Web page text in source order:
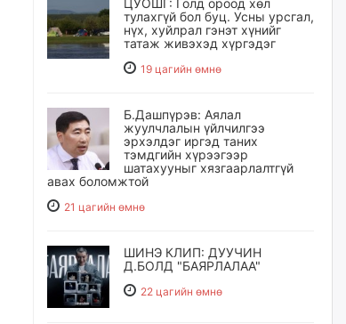
ЦУОШГ: Голд ороод хөл
тулахгүй бол буц. Усны урсгал,
нүх, хуйлрал гэнэт хүнийг
татаж живэхэд хүргэдэг
19 цагийн өмнө
Б.Дашпүрэв: Аялал
жуулчлалын үйлчилгээ
эрхэлдэг иргэд таних
тэмдгийн хүрээгээр
шатахууныг хязгаарлалтгүй
авах боломжтой
21 цагийн өмнө
ШИНЭ КЛИП: ДУУЧИН
Д.БОЛД "БАЯРЛАЛАА"
22 цагийн өмнө